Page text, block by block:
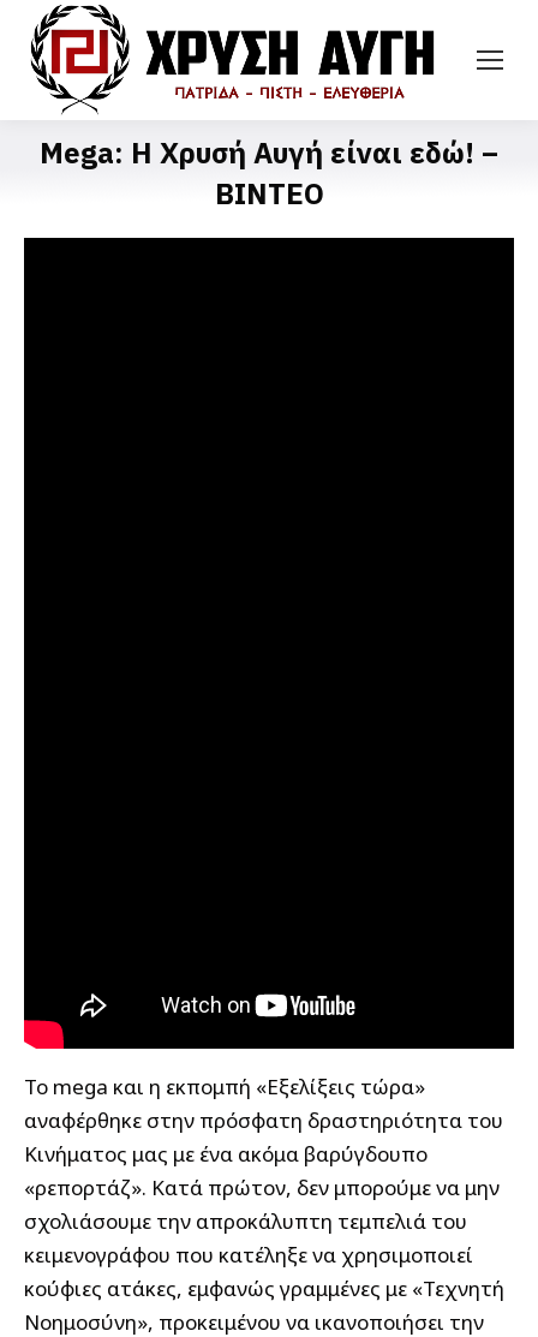
Mega: Η Χρυσή Αυγή είναι εδώ! –
ΒΙΝΤΕΟ
Το mega και η εκπομπή «Εξελίξεις τώρα»
αναφέρθηκε στην πρόσφατη δραστηριότητα του
Κινήματος μας με ένα ακόμα βαρύγδουπο
«ρεπορτάζ». Κατά πρώτον, δεν μπορούμε να μην
σχολιάσουμε την απροκάλυπτη τεμπελιά του
κειμενογράφου που κατέληξε να χρησιμοποιεί
κούφιες ατάκες, εμφανώς γραμμένες με «Τεχνητή
Νοημοσύνη», προκειμένου να ικανοποιήσει την